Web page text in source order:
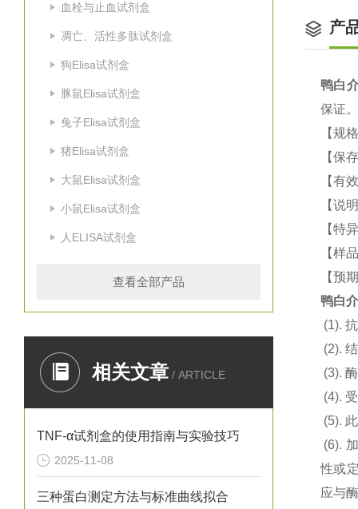
血栓与止血试剂盒
凋亡、活性多肽试剂盒
狗Elisa试剂盒
豚鼠Elisa试剂盒
兔子Elisa试剂盒
猪Elisa试剂盒
大鼠Elisa试剂盒
小鼠Elisa试剂盒
人ELISA试剂盒
查看全部产品
相关文章 / ARTICLE
TNF-α试剂盒的使用指南与实验技巧
2025-11-08
三种蛋白测定方法与标准曲线拟合
产
鸭白
保证
【规
【保
【有
【说
【特
【样
【预
鸭白
(1).
(2).
(3).
(4).
(5).
(6).
性或
应与